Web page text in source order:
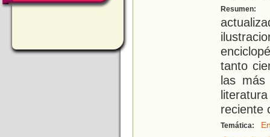
Resumen:
tanto
las más
reciente
Temática: